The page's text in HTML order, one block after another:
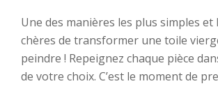
Une des manières les plus simples et
chères de transformer une toile
peindre ! Repeignez chaque pièce
de votre choix. C’est le moment de